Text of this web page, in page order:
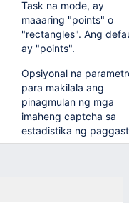
Task na mode, ay
maaaring "points" o
"rectangles". Ang
ay "points".
Opsiyonal na
para makilala ang
pinagmulan ng mga
imaheng captcha sa
estadistika ng